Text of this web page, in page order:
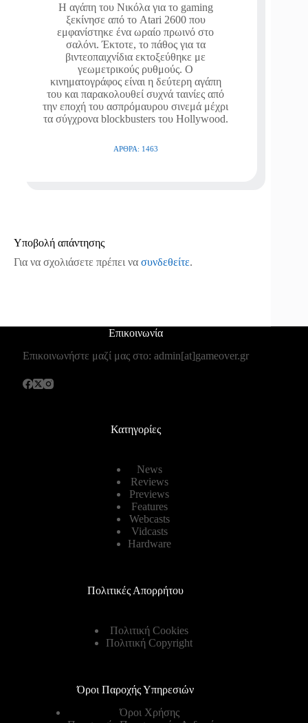
Η αγάπη του Νικόλα για το gaming
ξεκίνησε από το Atari 2600 που
εμφανίστηκε ένα ωραίο πρωινό στο
σαλόνι. Έκτοτε, το πάθος για τα
βιντεοπαιχνίδια εκτοξεύθηκε με
γεωμετρικούς ρυθμούς. Ο
κινηματογράφος είναι η δεύτερη αγάπη
του και παρακολουθεί συχνά ταινίες από
την εποχή του ασπρόμαυρου σινεμά μέχρι
τα σύγχρονα blockbusters του Hollywood.
ΆΡΘΡΑ: 1463
Υποβολή απάντησης
Για να σχολιάσετε πρέπει να συνδεθείτε.
Επικοινωνία
Επικοινωνήστε μαζί μας στο: admin[at]gameover.gr
Κατηγορίες
News
Reviews
Previews
Features
Webcasts
Vidcasts
Hardware
Πολιτικές Απορρήτου
Πολιτική Cookies
Πολιτική Copyright
Όροι Παροχής Υπηρεσιών
Όροι Χρήσης